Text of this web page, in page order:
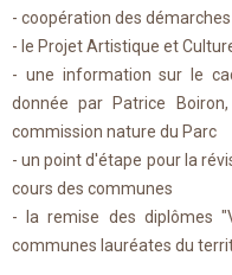
- coopération des
- le Projet Artistique et
- une information sur le
donnée par Patrice
commission nature du Parc
- un point d'étape pour la
cours des communes
- la remise des diplômes
communes lauréates du